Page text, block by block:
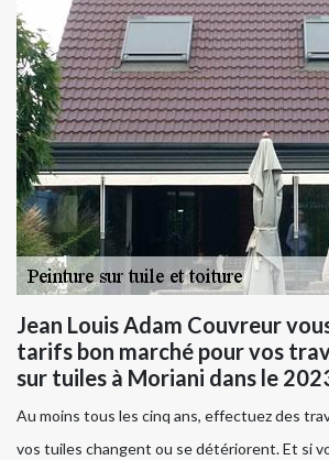
Jean Louis Adam Couvreur
tarifs bon marché pour vos
sur tuiles à Moriani dans le
Au moins tous les cinq ans, effectuez des
vos tuiles changent ou se détériorent. Et si